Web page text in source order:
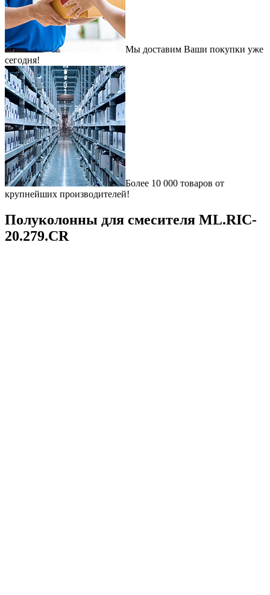
Мы доставим Ваши покупки уже
сегодня!
Более 10 000 товаров от
крупнейших производителей!
Полуколонны для смесителя ML.RIC-
20.279.СR